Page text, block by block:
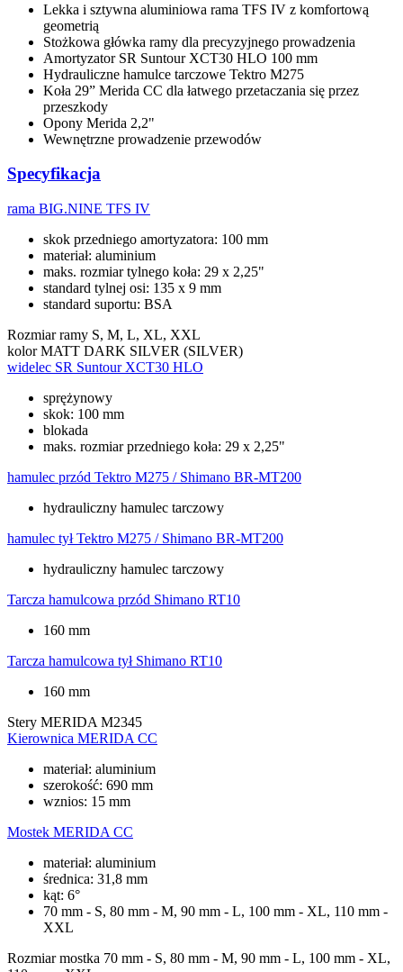
Lekka i sztywna aluminiowa rama TFS IV z komfortową
geometrią
Stożkowa główka ramy dla precyzyjnego prowadzenia
Amortyzator SR Suntour XCT30 HLO 100 mm
Hydrauliczne hamulce tarczowe Tektro M275
Koła 29” Merida CC dla łatwego przetaczania się przez
przeszkody
Opony Merida 2,2"
Wewnętrzne prowadzenie przewodów
Specyfikacja
rama BIG.NINE TFS IV
skok przedniego amortyzatora: 100 mm
materiał: aluminium
maks. rozmiar tylnego koła: 29 x 2,25"
standard tylnej osi: 135 x 9 mm
standard suportu: BSA
Rozmiar ramy S, M, L, XL, XXL
kolor MATT DARK SILVER (SILVER)
widelec SR Suntour XCT30 HLO
sprężynowy
skok: 100 mm
blokada
maks. rozmiar przedniego koła: 29 x 2,25"
hamulec przód Tektro M275 / Shimano BR-MT200
hydrauliczny hamulec tarczowy
hamulec tył Tektro M275 / Shimano BR-MT200
hydrauliczny hamulec tarczowy
Tarcza hamulcowa przód Shimano RT10
160 mm
Tarcza hamulcowa tył Shimano RT10
160 mm
Stery MERIDA M2345
Kierownica MERIDA CC
materiał: aluminium
szerokość: 690 mm
wznios: 15 mm
Mostek MERIDA CC
materiał: aluminium
średnica: 31,8 mm
kąt: 6°
70 mm - S, 80 mm - M, 90 mm - L, 100 mm - XL, 110 mm -
XXL
Rozmiar mostka 70 mm - S, 80 mm - M, 90 mm - L, 100 mm - XL,